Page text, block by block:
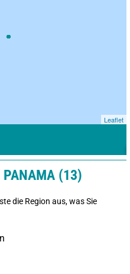
Leaflet
PANAMA (13)
die Region aus, was Sie